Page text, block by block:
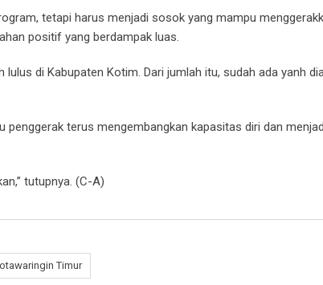
tetapi harus menjadi sosok yang mampu
positif yang berdampak luas.
di Kabupaten Kotim. Dari jumlah itu, sudah ada yanh
terus mengembangkan kapasitas diri dan
tutupnya. (C-A)
Timur